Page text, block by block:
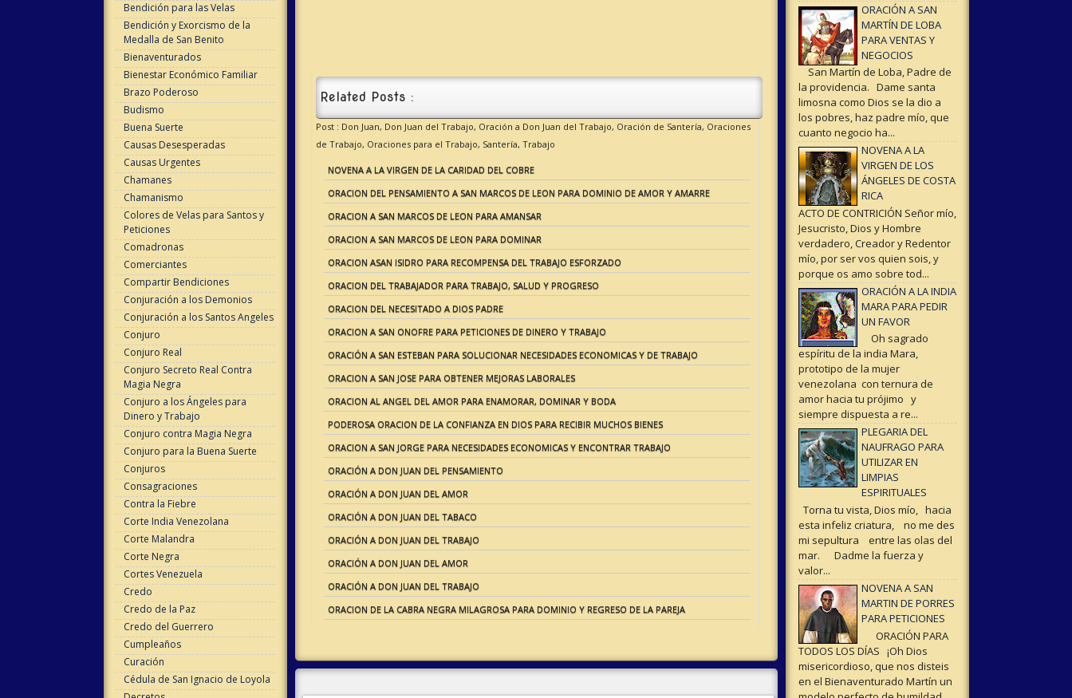
Bendición para las Velas
Bendición y Exorcismo de la
Medalla de San Benito
Bienaventurados
Bienestar Económico Familiar
Brazo Poderoso
Budismo
Buena Suerte
Causas Desesperadas
Causas Urgentes
Chamanes
Chamanismo
Colores de Velas para Santos y
Peticiones
Comadronas
Comerciantes
Compartir Bendiciones
Conjuración a los Demonios
Conjuración a los Santos Angeles
Conjuro
Conjuro Real
Conjuro Secreto Real Contra
Magia Negra
Conjuro a los Ángeles para
Dinero y Trabajo
Conjuro contra Magia Negra
Conjuro para la Buena Suerte
Conjuros
Consagraciones
Contra la Fiebre
Corte India Venezolana
Corte Malandra
Corte Negra
Cortes Venezuela
Credo
Credo de la Paz
Credo del Guerrero
Cumpleaños
Curación
Cédula de San Ignacio de Loyola
Related Posts :
Post : Don Juan, Don Juan del Trabajo, Oración a Don Juan del Trabajo, Oración de Santería, Oraciones
de Trabajo, Oraciones para el Trabajo, Santería, Trabajo
NOVENA A LA VIRGEN DE LA CARIDAD DEL COBRE
ORACION DEL PENSAMIENTO A SAN MARCOS DE LEON PARA DOMINIO DE AMOR Y AMARRE
ORACION A SAN MARCOS DE LEON PARA AMANSAR
ORACION A SAN MARCOS DE LEON PARA DOMINAR
ORACION ASAN ISIDRO PARA RECOMPENSA DEL TRABAJO ESFORZADO
ORACION DEL TRABAJADOR PARA TRABAJO, SALUD Y PROGRESO
ORACION DEL NECESITADO A DIOS PADRE
ORACION A SAN ONOFRE PARA PETICIONES DE DINERO Y TRABAJO
ORACIÓN A SAN ESTEBAN PARA SOLUCIONAR NECESIDADES ECONOMICAS Y DE TRABAJO
ORACION A SAN JOSE PARA OBTENER MEJORAS LABORALES
ORACION AL ANGEL DEL AMOR PARA ENAMORAR, DOMINAR Y BODA
PODEROSA ORACION DE LA CONFIANZA EN DIOS PARA RECIBIR MUCHOS BIENES
ORACION A SAN JORGE PARA NECESIDADES ECONOMICAS Y ENCONTRAR TRABAJO
ORACIÓN A DON JUAN DEL PENSAMIENTO
ORACIÓN A DON JUAN DEL AMOR
ORACIÓN A DON JUAN DEL TABACO
ORACIÓN A DON JUAN DEL TRABAJO
ORACIÓN A DON JUAN DEL AMOR
ORACIÓN A DON JUAN DEL TRABAJO
ORACION DE LA CABRA NEGRA MILAGROSA PARA DOMINIO Y REGRESO DE LA PAREJA
ORACIÓN A SAN
MARTÍN DE LOBA
PARA VENTAS Y
NEGOCIOS
San Martín de Loba, Padre de
la providencia. Dame santa
limosna como Dios se la dio a
los pobres, haz padre mío, que
cuanto negocio ha...
NOVENA A LA
VIRGEN DE LOS
ÁNGELES DE COSTA
RICA
ACTO DE CONTRICIÓN Señor mío,
Jesucristo, Dios y Hombre
verdadero, Creador y Redentor
mío, por ser vos quien sois, y
porque os amo sobre tod...
ORACIÓN A LA INDIA
MARA PARA PEDIR
UN FAVOR
Oh sagrado
espíritu de la india Mara,
prototipo de la mujer
venezolana con ternura de
amor hacia tu prójimo y
siempre dispuesta a re...
PLEGARIA DEL
NAUFRAGO PARA
UTILIZAR EN
LIMPIAS
ESPIRITUALES
Torna tu vista, Dios mío, hacia
esta infeliz criatura, no me des
mi sepultura entre las olas del
mar. Dadme la fuerza y
valor...
NOVENA A SAN
MARTIN DE PORRES
PARA PETICIONES
ORACIÓN PARA
TODOS LOS DÍAS ¡Oh Dios
misericordioso, que nos disteis
en el Bienaventurado Martín un